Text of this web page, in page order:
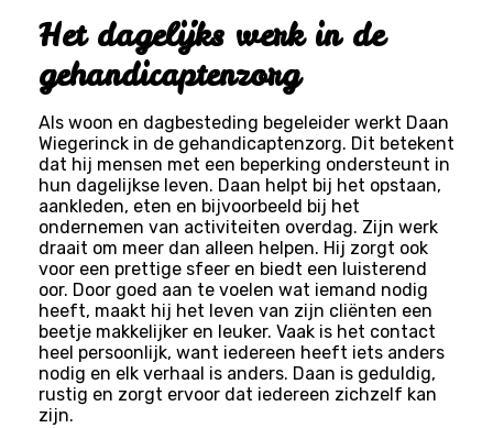
Het dagelijks werk in de
gehandicaptenzorg
Als woon en dagbesteding begeleider werkt Daan
Wiegerinck in de gehandicaptenzorg. Dit betekent
dat hij mensen met een beperking ondersteunt in
hun dagelijkse leven. Daan helpt bij het opstaan,
aankleden, eten en bijvoorbeeld bij het
ondernemen van activiteiten overdag. Zijn werk
draait om meer dan alleen helpen. Hij zorgt ook
voor een prettige sfeer en biedt een luisterend
oor. Door goed aan te voelen wat iemand nodig
heeft, maakt hij het leven van zijn cliënten een
beetje makkelijker en leuker. Vaak is het contact
heel persoonlijk, want iedereen heeft iets anders
nodig en elk verhaal is anders. Daan is geduldig,
rustig en zorgt ervoor dat iedereen zichzelf kan
zijn.